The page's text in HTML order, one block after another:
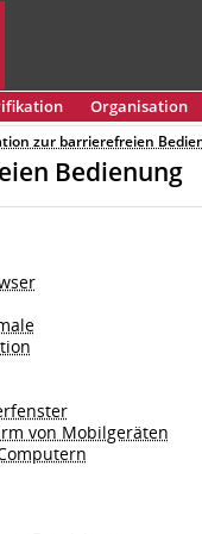
Organisation
zur barrierefreien
Bedienung
von Mobilgeräten